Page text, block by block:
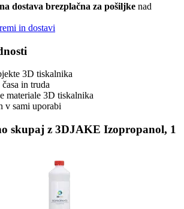
dostava brezplačna za pošiljke nad
in dostavi
3D tiskalnika
in truda
materiale 3D tiskalnika
v sami uporabi
skupaj z 3DJAKE Izopropanol, 1